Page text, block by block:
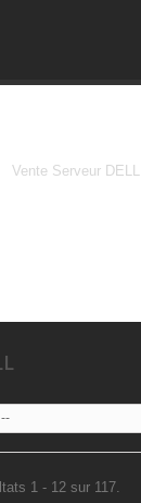
Vente Serveur
--
1 - 12 sur 117.